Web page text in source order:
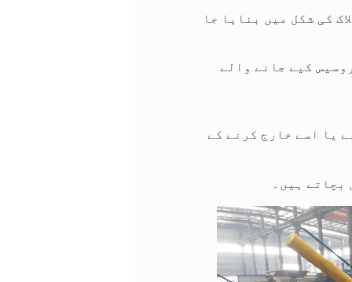
کی شکل میں بنایا جا
کیے جانے والے
یا اسے خارج کرنے کے